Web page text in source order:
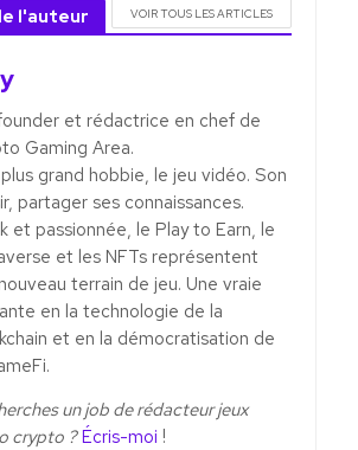
l'auteur VOIR TOUS LES ARTICLES
et rédactrice en chef de
Gaming Area.
grand hobbie, le jeu vidéo. Son
partager ses connaissances.
et passionnée, le Play to Earn, le
et les NFTs représentent
terrain de jeu. Une vraie
en la technologie de la
et en la démocratisation de
un job de rédacteur jeux
crypto ? Écris-moi !